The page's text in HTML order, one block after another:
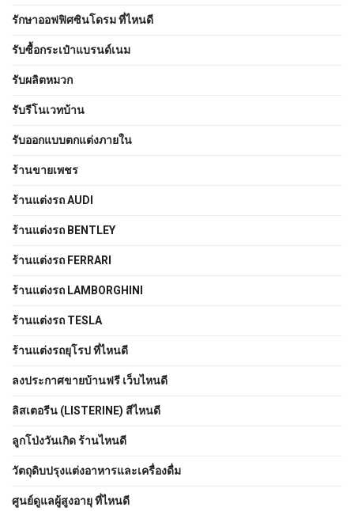
รักษาออฟฟิศซินโดรม ที่ไหนดี
รับซื้อกระเป๋าแบรนด์เนม
รับผลิตหมวก
รับรีโนเวทบ้าน
รับออกแบบตกแต่งภายใน
ร้านขายเพชร
ร้านแต่งรถ AUDI
ร้านแต่งรถ BENTLEY
ร้านแต่งรถ FERRARI
ร้านแต่งรถ LAMBORGHINI
ร้านแต่งรถ TESLA
ร้านแต่งรถยุโรป ที่ไหนดี
ลงประกาศขายบ้านฟรี เว็บไหนดี
ลิสเตอรีน (LISTERINE) สีไหนดี
ลูกโป่งวันเกิด ร้านไหนดี
วัตถุดิบปรุงแต่งอาหารและเครื่องดื่ม
ศูนย์ดูแลผู้สูงอายุ ที่ไหนดี